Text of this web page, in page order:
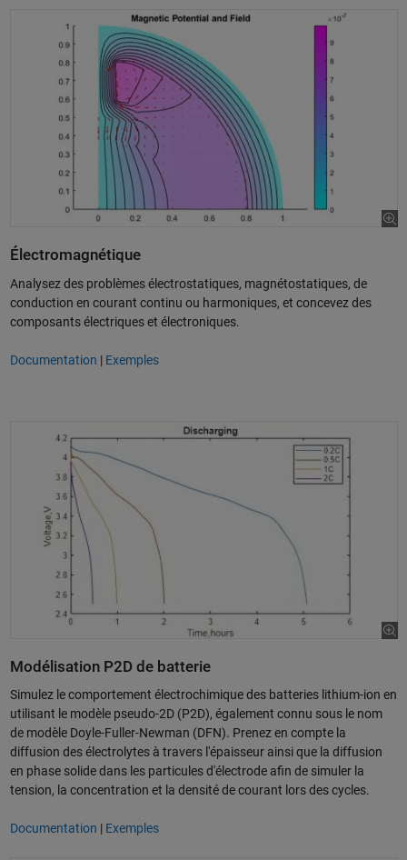
Électromagnétique
Analysez des problèmes électrostatiques, magnétostatiques, de
conduction en courant continu ou harmoniques, et concevez des
composants électriques et électroniques.
Documentation | Exemples
Modélisation P2D de batterie
Simulez le comportement électrochimique des batteries lithium-ion en
utilisant le modèle pseudo-2D (P2D), également connu sous le nom
de modèle Doyle-Fuller-Newman (DFN). Prenez en compte la
diffusion des électrolytes à travers l'épaisseur ainsi que la diffusion
en phase solide dans les particules d'électrode afin de simuler la
tension, la concentration et la densité de courant lors des cycles.
Documentation | Exemples